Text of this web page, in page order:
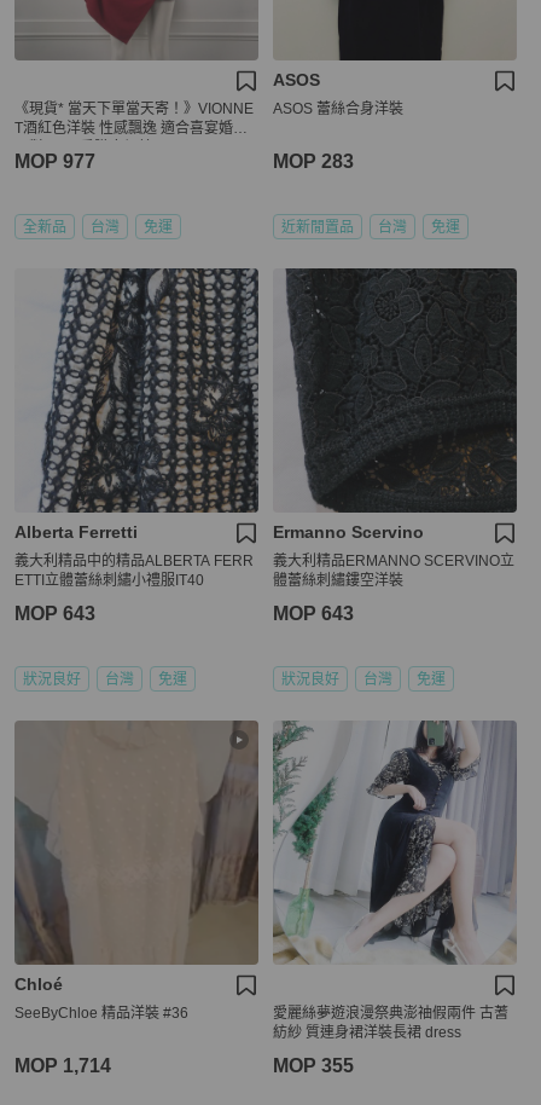
《現貨* 當天下單當天寄！》VIONNE
T酒紅色洋裝 性感飄逸 適合喜宴婚宴
MOP 977
全新品 台灣 免運
ASOS
ASOS 蕾絲合身洋裝
MOP 283
近新閒置品 台灣 免運
Alberta Ferretti
義大利精品中的精品ALBERTA FERR
ETTI立體蕾絲刺繡小禮服IT40
MOP 643
狀況良好 台灣 免運
Ermanno Scervino
義大利精品ERMANNO SCERVINO立
體蕾絲刺繡鏤空洋裝
MOP 643
狀況良好 台灣 免運
Chloé
SeeByChloe 精品洋裝 #36
MOP 1,714
愛麗絲夢遊浪漫祭典澎䄂假兩件 古蓍
紡紗 質連身裙洋裝長裙 dress
MOP 355